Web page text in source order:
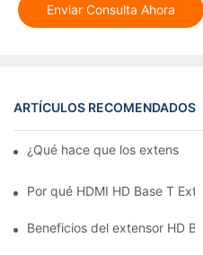
Enviar Consulta Ahora
ARTÍCULOS RECOMENDADOS
¿Qué hace que los
Por qué HDMI HD Base T
Beneficios del extensor HD